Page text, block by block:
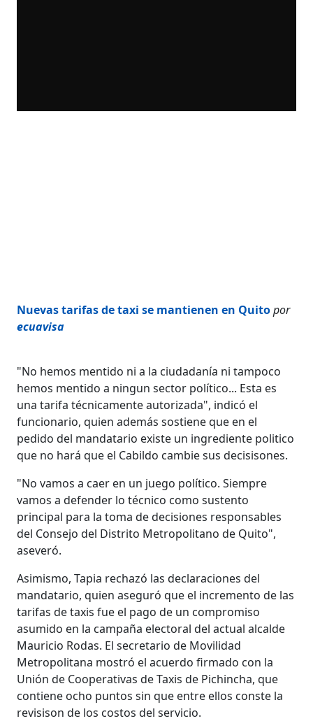
Nuevas tarifas de taxi se mantienen en Quitopor
ecuavisa
"No hemos mentido ni a la ciudadanía ni tampoco
hemos mentido a ningun sector político... Esta es
una tarifa técnicamente autorizada", indicó el
funcionario, quien además sostiene que en el
pedido del mandatario existe un ingrediente politico
que no hará que el Cabildo cambie sus decisisones.
"No vamos a caer en un juego político. Siempre
vamos a defender lo técnico como sustento
principal para la toma de decisiones responsables
del Consejo del Distrito Metropolitano de Quito",
aseveró.
Asimismo, Tapia rechazó las declaraciones del
mandatario, quien aseguró que el incremento de las
tarifas de taxis fue el pago de un compromiso
asumido en la campaña electoral del actual alcalde
Mauricio Rodas. El secretario de Movilidad
Metropolitana mostró el acuerdo firmado con la
Unión de Cooperativas de Taxis de Pichincha, que
contiene ocho puntos sin que entre ellos conste la
revisison de los costos del servicio.